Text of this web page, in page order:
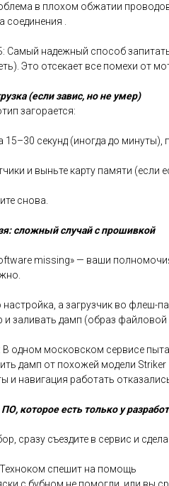
в плохом обжатии
соединения .
Самый надежный способ
Это отсекает все помехи от
(если завис, но не умер)
загорается:
15–30 секунд (иногда до
и выньте карту памяти (если
снова.
сложный случай с прошивкой
missing» — ваши
настройка, а загрузчик во
и заливать дамп (образ
В одном московском сервисе
дамп от похожей модели
и навигация работать
которое есть только у
сразу съездите в сервис и
спешит на помощь